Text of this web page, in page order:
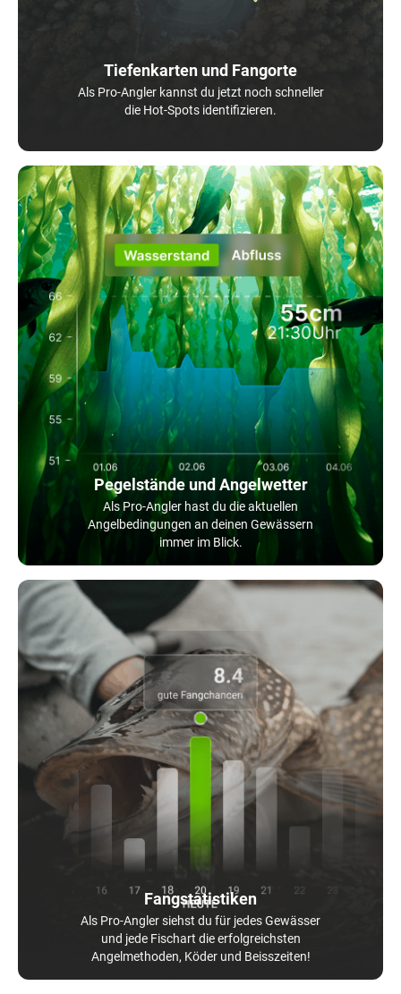
Tiefenkarten und Fangorte
Als Pro-Angler kannst du jetzt noch schneller
die Hot-Spots identifizieren.
Pegelstände und Angelwetter
Als Pro-Angler hast du die aktuellen
Angelbedingungen an deinen Gewässern
immer im Blick.
Fangstatistiken
Als Pro-Angler siehst du für jedes Gewässer
und jede Fischart die erfolgreichsten
Angelmethoden, Köder und Beisszeiten!